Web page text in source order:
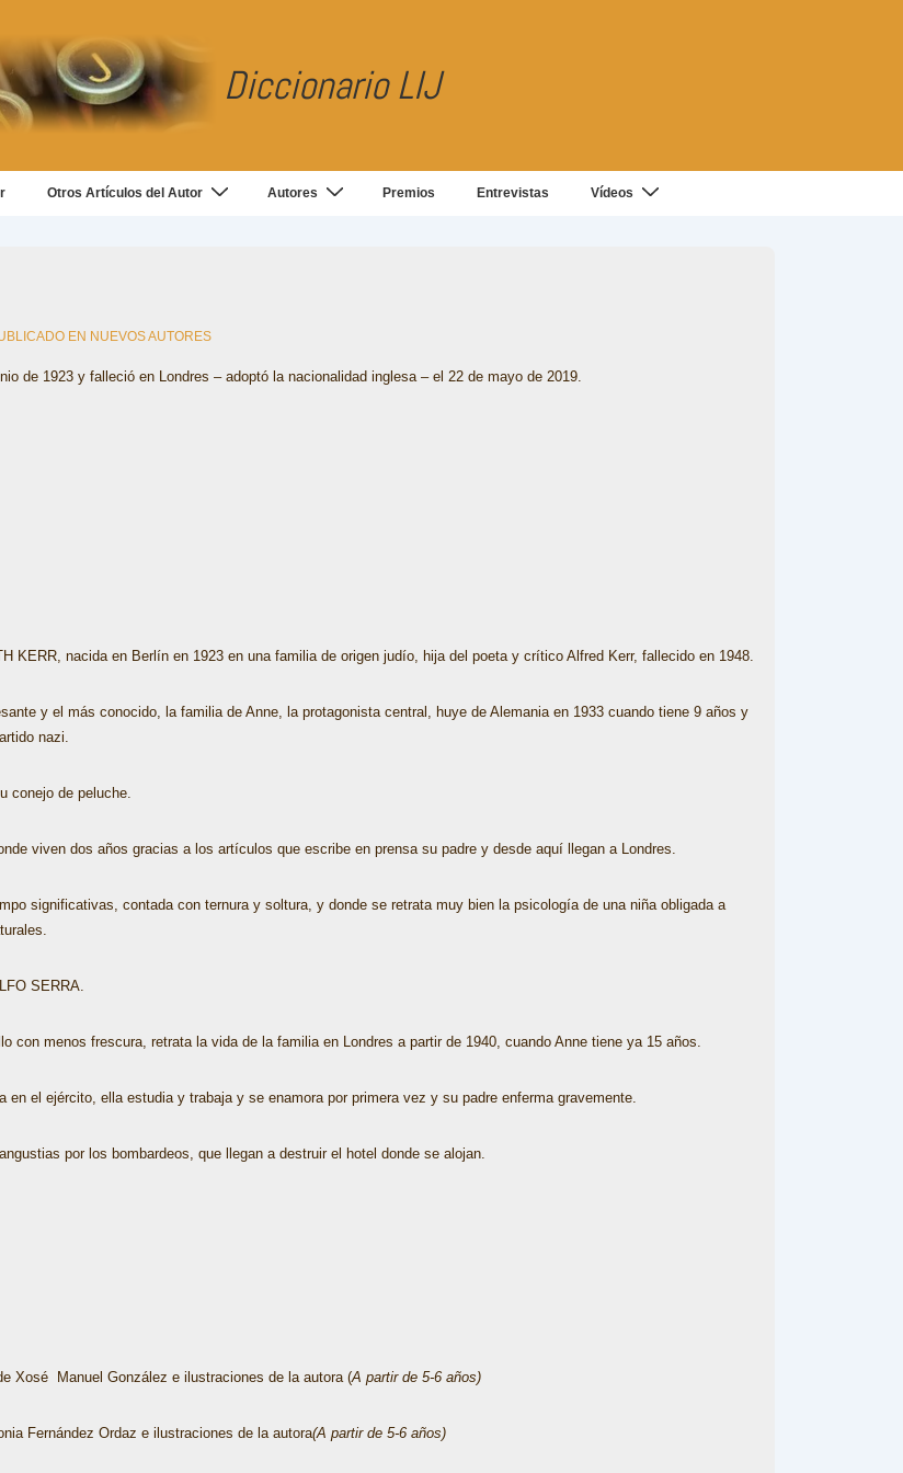
Diccionario LIJ
Otros Artículos del Autor Autores Premios Entrevistas Vídeos
EN NUEVOS AUTORES
de 1923 y falleció en Londres – adoptó la nacionalidad inglesa – el 22 de mayo de 2019.
KERR, nacida en Berlín en 1923 en una familia de origen judío, hija del poeta y crítico Alfred Kerr, fallecido en 1948.
y el más conocido, la familia de Anne, la protagonista central, huye de Alemania en 1933 cuando tiene 9 años y
nazi.
conejo de peluche.
viven dos años gracias a los artículos que escribe en prensa su padre y desde aquí llegan a Londres.
significativas, contada con ternura y soltura, y donde se retrata muy bien la psicología de una niña obligada a
SERRA.
con menos frescura, retrata la vida de la familia en Londres a partir de 1940, cuando Anne tiene ya 15 años.
en el ejército, ella estudia y trabaja y se enamora por primera vez y su padre enferma gravemente.
por los bombardeos, que llegan a destruir el hotel donde se alojan.
Xosé Manuel González e ilustraciones de la autora (A partir de 5-6 años)
Fernández Ordaz e ilustraciones de la autora(A partir de 5-6 años)